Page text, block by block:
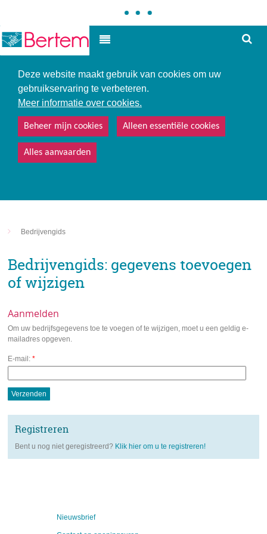
Deze website maakt gebruik van cookies om uw
gebruikservaring te verbeteren.
Meer informatie over cookies.
Beheer mijn cookies Alleen essentiële cookies
Alles aanvaarden
Nieuwsbrief
Bedrijvengids
Bedrijvengids: gegevens toevoegen
of wijzigen
Aanmelden
Om uw bedrijfsgegevens toe te voegen of te wijzigen, moet u een geldig e-
mailadres opgeven.
E-mail: *
Registreren
Bent u nog niet geregistreerd? Klik hier om u te registreren!